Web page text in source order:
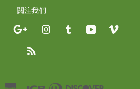
關注我們
Pinterest Google InstagramTumblr YouTube
Master American JCB Diners